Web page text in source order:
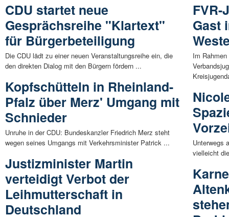
CDU startet neue
Gesprächsreihe "Klartext"
für Bürgerbeteiligung
Die CDU lädt zu einer neuen Veranstaltungsreihe ein, die
den direkten Dialog mit den Bürgern fördern ...
Kopfschütteln in Rheinland-
Pfalz über Merz' Umgang mit
Schnieder
Unruhe in der CDU: Bundeskanzler Friedrich Merz steht
wegen seines Umgangs mit Verkehrsminister Patrick ...
Justizminister Martin
verteidigt Verbot der
Leihmutterschaft in
Deutschland
FVR-
Gast
Im
Unterwegs
vielleicht